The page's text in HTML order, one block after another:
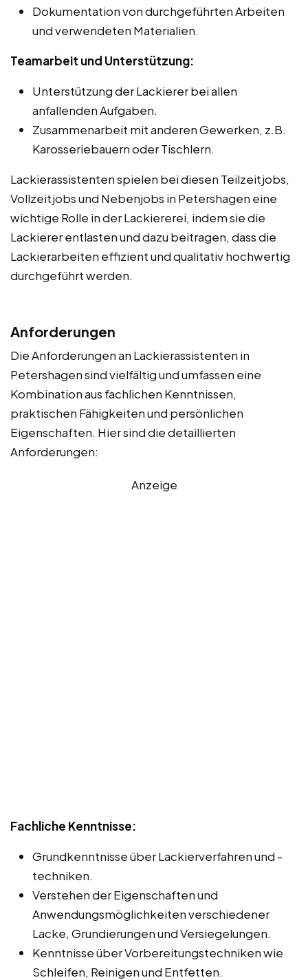
Dokumentation von durchgeführten Arbeiten
und verwendeten Materialien.
Teamarbeit und Unterstützung:
Unterstützung der Lackierer bei allen
anfallenden Aufgaben.
Zusammenarbeit mit anderen Gewerken, z.B.
Karosseriebauern oder Tischlern.
Lackierassistenten spielen bei diesen Teilzeitjobs,
Vollzeitjobs und Nebenjobs in Petershagen eine
wichtige Rolle in der Lackiererei, indem sie die
Lackierer entlasten und dazu beitragen, dass die
Lackierarbeiten effizient und qualitativ hochwertig
durchgeführt werden.
Anforderungen
Die Anforderungen an Lackierassistenten in
Petershagen sind vielfältig und umfassen eine
Kombination aus fachlichen Kenntnissen,
praktischen Fähigkeiten und persönlichen
Eigenschaften. Hier sind die detaillierten
Anforderungen:
Anzeige
Fachliche Kenntnisse:
Grundkenntnisse über Lackierverfahren und -
techniken.
Verstehen der Eigenschaften und
Anwendungsmöglichkeiten verschiedener
Lacke, Grundierungen und Versiegelungen.
Kenntnisse über Vorbereitungstechniken wie
Schleifen, Reinigen und Entfetten.